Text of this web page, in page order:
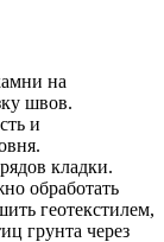
на
швов.
и
кладки.
обработать
геотекстилем,
грунта через